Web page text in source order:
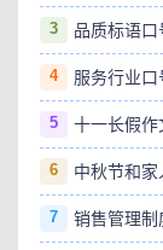
3 品质标语
4 服务行业口
5 十一长假作
6 中秋节和家
7 销售管理制